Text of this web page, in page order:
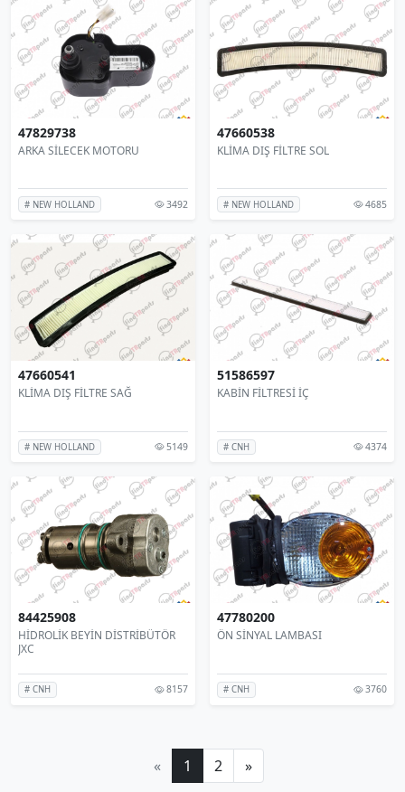
47829738
ARKA SİLECEK MOTORU
# NEW HOLLAND 3492
47660538
KLİMA DIŞ FİLTRE SOL
# NEW HOLLAND 4685
47660541
KLİMA DIŞ FİLTRE SAĞ
# NEW HOLLAND 5149
51586597
KABİN FİLTRESİ İÇ
# CNH 4374
84425908
HİDROLİK BEYİN DİSTRİBÜTÖR
JXC
# CNH 8157
47780200
ÖN SİNYAL LAMBASI
# CNH 3760
« 1 2 »